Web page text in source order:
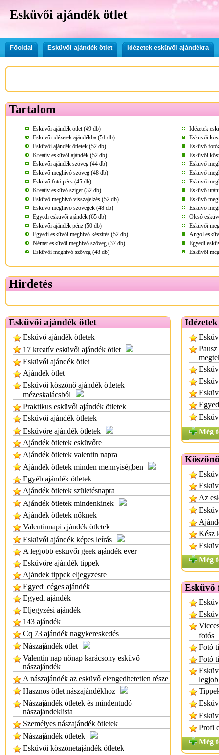
Esküvői ajándék ötlet
Főoldal Esküvői ajándék ötlet Idézetek esküvői ajándékra
Tartalom
Esküvői ajándék ötlet (49 db)
Idézetek
Esküvői idézetek ajándékba (51 db)
Esküvői
Esküvői ajándék ötletek (52 db)
Esküvő
Kreatív esküvői ajándék (52 db)
Esküvői
Esküvői ajándék szöveg (44 db)
Esküvő
Esküvő meghívó szöveg (48 db)
Esküvő
Esküvő fotó pécs (45 db)
Esküvő
Kreatív esküvő sziget (32 db)
Esküvő
Esküvő meghívó visszajelzés (52 db)
Esküvő
Esküvő meghívó szövegek (48 db)
Esküvő
Egyedi esküvői ajándék (65 db)
Olcsó
Esküvői ajándék pénz (50 db)
Esküvői
Egyedi esküvői meghívó készítés (52 db)
Angol
Német esküvői meghívó szöveg (37 db)
Egyedi
Esküvői meghívó szöveg (48 db)
Esküvői
Hirdetés
Esküvői ajándék ötlet
Esküvő ajándék ötletek
17 kreatív esküvői ajándék ötlet
Esküvői ajándék ötlet
Ajándék ötlet
Esküvői köszönő ajándék ötletek
mézeskalácsból
Praktikus esküvői ajándék ötletek
Esküvői ajándék ötletek
Esküvőre ajándék ötletek
Ajándék ötletek esküvőre
Ajándék ötletek valentin napra
Ajándék ötletek minden mennyiségben
Egyéb ajándék ötletek
Ajándék ötletek születésnapra
Ajándék ötletek mindenkinek
Ajándék ötletek nőknek
Valentinnapi ajándék ötletek
Esküvői ajándék képes leírás
A legjobb esküvői geek ajándék ever
Esküvőre ajándék tippek
Ajándék tippek eljegyzésre
Egyedi céges ajándék
Egyedi ajándék
Eljegyzési ajándék
143 ajándék
Cq 73 ajándék nagykereskedés
Nászajándék ötlet
Valentin nap nőnap karácsony esküvő
nászajándék
A nászajándék az esküvő elengedhetetlen része
Hasznos ötlet nászajándékhoz
Nászajándék ötletek és mindentudó
nászajándéklista
Személyes nászajándék ötletek
Nászajándék ötletek
Esküvői köszönetajándék ötletek
Még
Az
Kész
Még
Esküvő
fotós
Fotó
Fotó
Profi
Még